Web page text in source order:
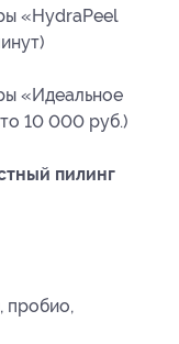
«HydraPeel
«Идеальное
10 000 руб.)
пилинг
пробио,